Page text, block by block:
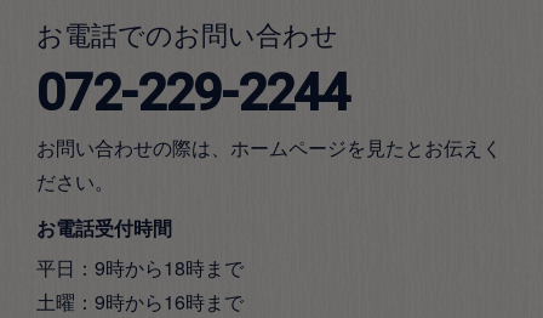
お電話でのお問い合わせ
072-229-2244
お問い合わせの際は、ホームページを見たとお伝えく
ださい。
お電話受付時間
平日：9時から18時まで
土曜：9時から16時まで